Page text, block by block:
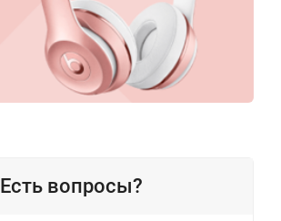
Есть вопросы?